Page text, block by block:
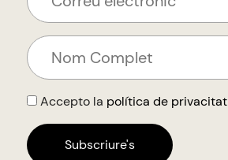
Accepto la política de privacitat